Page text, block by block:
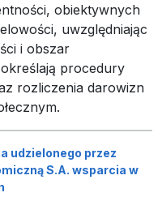
obiektywnych
uwzględniając
i obszar
procedury
rozliczenia darowizn
udzielonego przez
S.A. wsparcia w